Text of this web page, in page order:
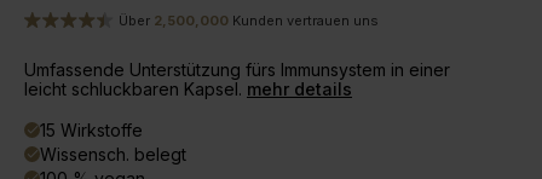
Über 2,500,000 Kunden vertrauen uns
Umfassende Unterstützung fürs Immunsystem in einer
leicht schluckbaren Kapsel. mehr details
done15 Wirkstoffe
doneWissensch. belegt